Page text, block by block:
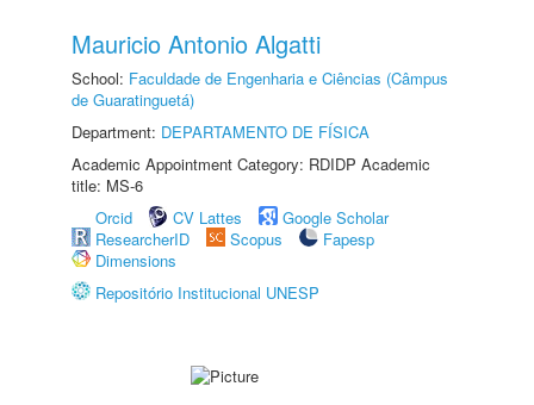
Mauricio Antonio Algatti
School: Faculdade de Engenharia e Ciências (Câmpus
de Guaratinguetá)
Department: DEPARTAMENTO DE FÍSICA
Academic Appointment Category: RDIDP Academic
title: MS-6
Orcid
CV Lattes
Google Scholar
ResearcherID
Scopus
Fapesp
Dimensions
Repositório Institucional UNESP